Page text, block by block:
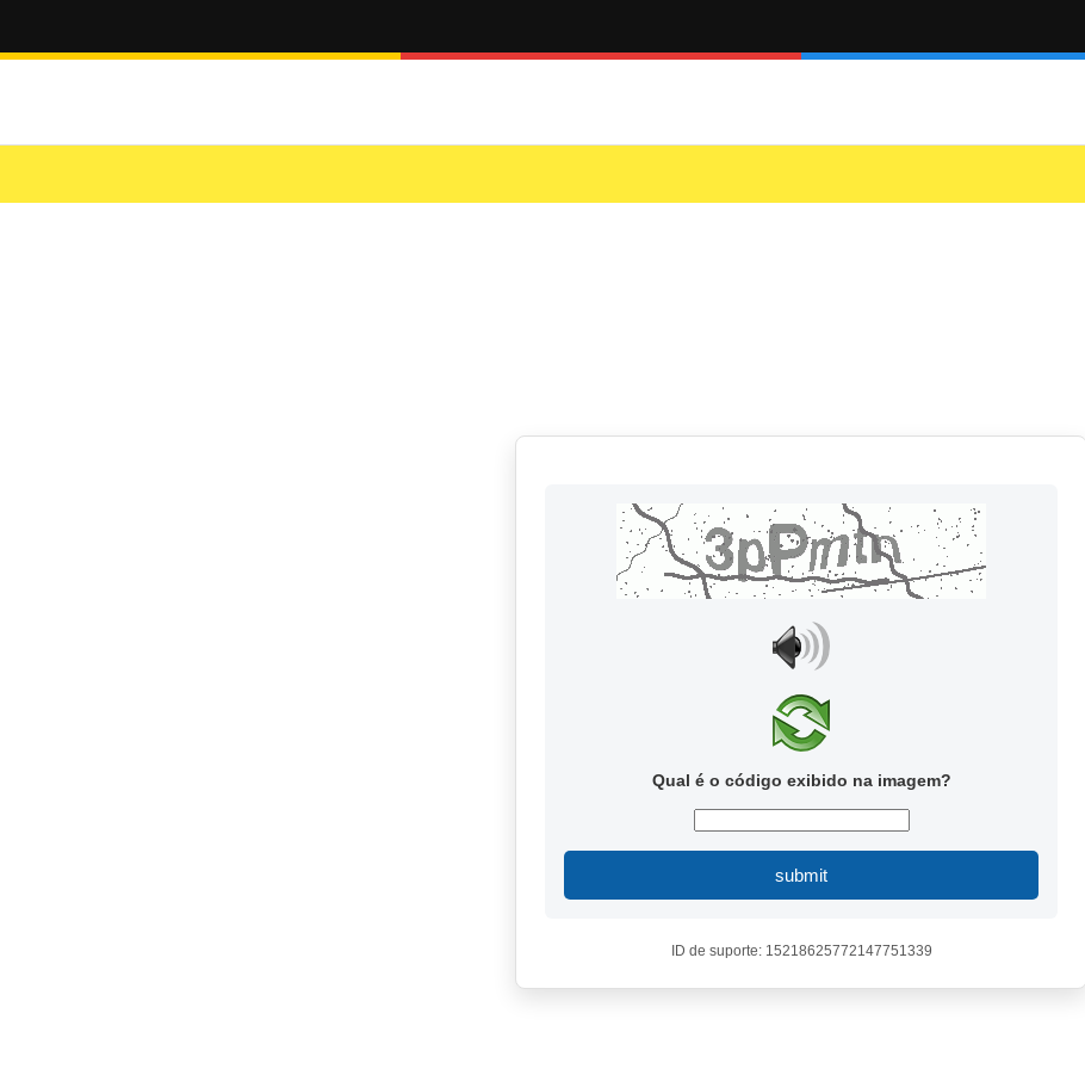
Qual é o código exibido na imagem?
submit
ID de suporte: 15218625772147751339